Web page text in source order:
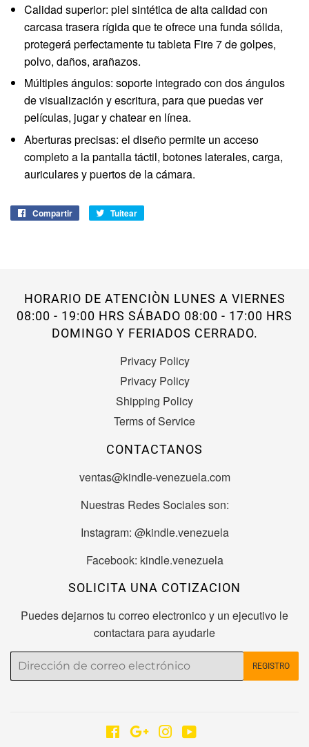
Calidad superior: piel sintética de alta calidad con
carcasa trasera rígida que te ofrece una funda sólida,
protegerá perfectamente tu tableta Fire 7 de golpes,
polvo, daños, arañazos.
Múltiples ángulos: soporte integrado con dos ángulos
de visualización y escritura, para que puedas ver
películas, jugar y chatear en línea.
Aberturas precisas: el diseño permite un acceso
completo a la pantalla táctil, botones laterales, carga,
auriculares y puertos de la cámara.
Compartir
CompartirTuitear
HORARIO DE ATENCIÒN LUNES A VIERNES
08:00 - 19:00 HRS SÁBADO 08:00 - 17:00 HRS
DOMINGO Y FERIADOS CERRADO.
Privacy Policy
Privacy Policy
Shipping Policy
Terms of Service
CONTACTANOS
ventas@kindle-venezuela.com
Nuestras Redes Sociales son:
Instagram: @kindle.venezuela
Facebook: kindle.venezuela
SOLICITA UNA COTIZACION
Puedes dejarnos tu correo electronico y un ejecutivo le
contactara para ayudarle
Correo
electrónico
REGISTRO
FacebookGoogleInstagram